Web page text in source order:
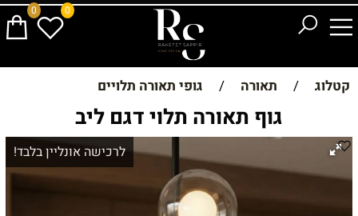
0 0
קטלוג / תאורה / גופי תאורה תלויים
גוף תאורה תלוי דגם ליב
לרכישה אונליין בלבד!